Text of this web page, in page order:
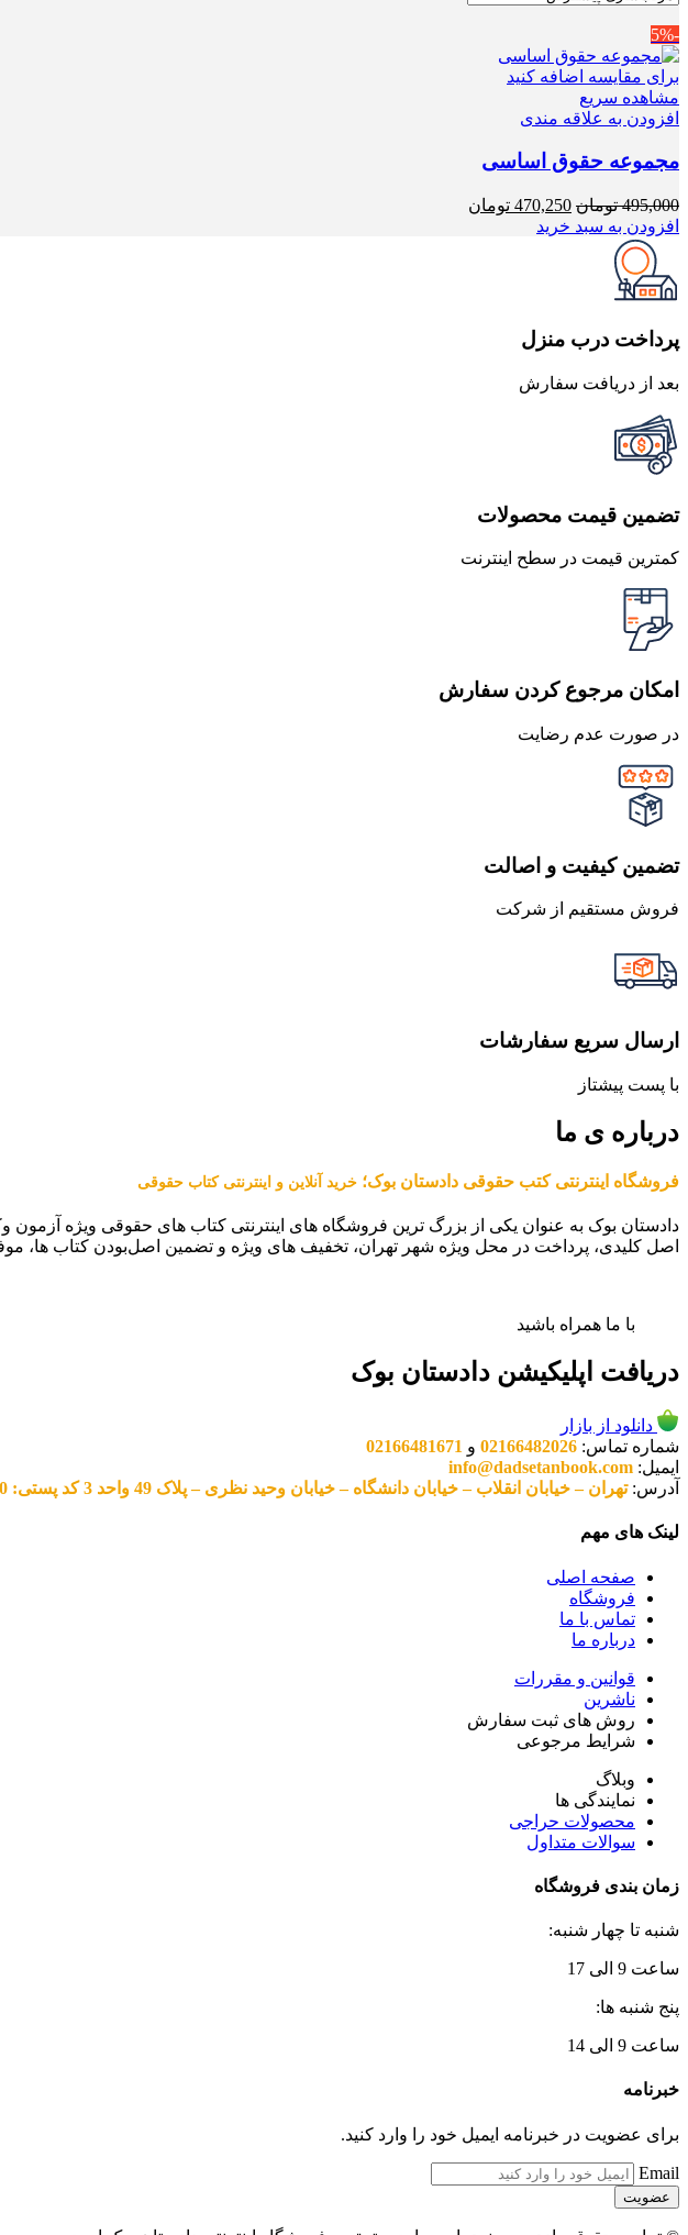
-5%
برای مقایسه اضافه کنید
مشاهده سریع
افزودن به علاقه مندی
مجموعه حقوق اساسی
495,000 تومان قیمت
اصلی
470,250 تومان
افزودن به سبد خرید
پرداخت درب منزل
بعد از دریافت سفارش
تضمین قیمت محصولات
کمترین قیمت در سطح اینترنت
امکان مرجوع کردن سفارش
در صورت عدم رضایت
تضمین کیفیت و اصالت
فروش مستقیم از شرکت
ارسال سریع سفارشات
با پست پیشتاز
درباره ی ما
فروشگاه اینترنتی کتب حقوقی دادستان بوک؛ خرید آنلاین و اینترنتی کتاب حقوقی
دادستان بوک به عنوان یکی از بزرگ ترین فروشگاه های اینترنتی کتاب های حقوقی ویژه
اصل کلیدی، پرداخت در محل ویژه شهر تهران، تخفیف های ویژه و تضمین اصل‌بودن کتاب ها،
با ما همراه باشید
دریافت اپلیکیشن دادستان بوک
دانلود از بازار
شماره تماس: 02166482026 و 02166481671
ایمیل: info@dadsetanbook.com
آدرس:تهران – خیابان انقلاب – خیابان دانشگاه – خیابان وحید نظری – پلاک 49 واحد 3 کد پستی: 1315686310
لینک های مهم
صفحه اصلی
فروشگاه
تماس با ما
درباره ما
قوانین و مقررات
ناشرین
روش های ثبت سفارش
شرایط مرجوعی
وبلاگ
نمایندگی ها
محصولات حراجی
سوالات متداول
زمان بندی فروشگاه
شنبه تا چهار شنبه:
ساعت 9 الی 17
پنج شنبه ها:
ساعت 9 الی 14
خبرنامه
برای عضویت در خبرنامه ایمیل خود را وارد کنید.
Email